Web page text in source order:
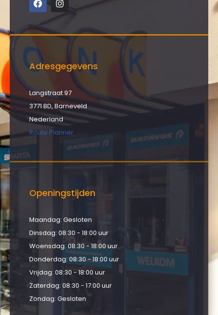
Adresgegevens
Langstraat 97
3771 BD, Barneveld
Nederland
Route Planner
Openingstijden
Maandag: Gesloten
Dinsdag: 08:30 - 18:00 uur
Woensdag: 08:30 - 18:00 uur
Donderdag: 08:30 - 18:00 uur
Vrijdag: 08:30 - 18:00 uur
Zaterdag: 08:30 - 17:00 uur
Zondag: Gesloten